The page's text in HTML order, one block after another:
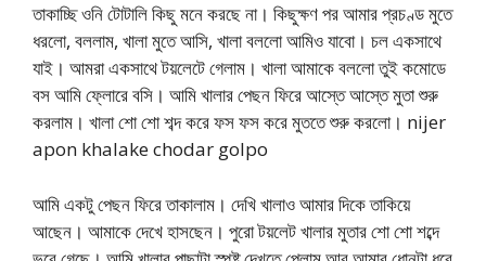
তাকাচ্ছি ওনি টোটালি কিছু মনে করছে না। কিছুক্ষণ পর আমার প্রচণ্ড মুতে
ধরলো, বললাম, খালা মুতে আসি, খালা বললো আমিও যাবো। চল একসাথে
যাই। আমরা একসাথে টয়লেটে গেলাম। খালা আমাকে বললো তুই কমোডে
বস আমি ফ্লোরে বসি। আমি খালার পেছন ফিরে আস্তে আস্তে মুতা শুরু
করলাম। খালা শো শো শব্দ করে ফস ফস করে মুততে শুরু করলো। nijer
apon khalake chodar golpo
আমি একটু পেছন ফিরে তাকালাম। দেখি খালাও আমার দিকে তাকিয়ে
আছেন। আমাকে দেখে হাসছেন। পুরো টয়লেট খালার মুতার শো শো শব্দে